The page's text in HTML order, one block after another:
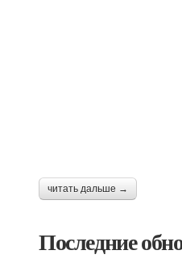
читать дальше →
Последние